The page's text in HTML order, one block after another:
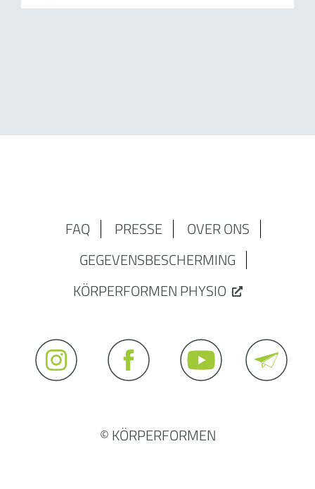
FAQ PRESSE
OVER ONS
GEGEVENSBESCHERMING
KÖRPERFORMEN PHYSIO
© KÖRPERFORMEN